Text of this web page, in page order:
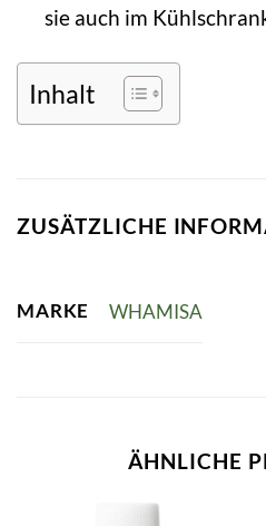
sie auch im
Inhalt
ZUSÄTZLICHE
MARKE WHAMISA
ÄHNLICHE